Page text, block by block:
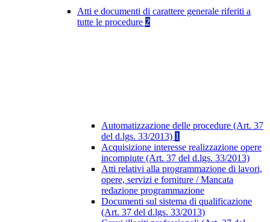
Atti e documenti di carattere generale riferiti a
tutte le procedure 2
Automatizzazione delle procedure (Art. 37
del d.lgs. 33/2013) 1
Acquisizione interesse realizzazione opere
incompiute (Art. 37 del d.lgs. 33/2013)
Atti relativi alla programmazione di lavori,
opere, servizi e forniture / Mancata
redazione programmazione
Documenti sul sistema di qualificazione
(Art. 37 del d.lgs. 33/2013)